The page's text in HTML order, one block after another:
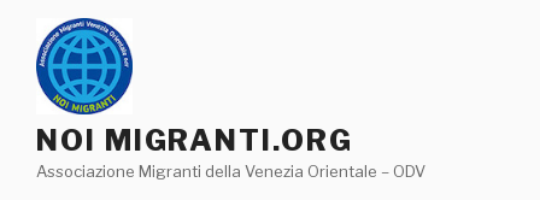
contenuto
NOI MIGRANTI.ORG
Associazione Migranti della Venezia Orientale – ODV